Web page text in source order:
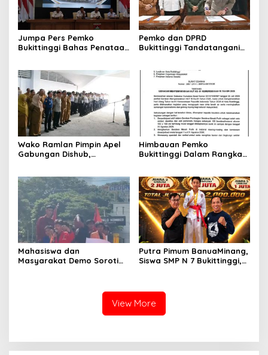
Jumpa Pers Pemko
Bukittinggi Bahas Penataan
Pemko dan DPRD
Bukittinggi Tandatangani
2026
Wako Ramlan Pimpin Apel
Gabungan Dishub,
Pelajar
Himbauan Pemko
Bukittinggi Dalam Rangka
Republik Indonesia
Mahasiswa dan
Masyarakat Demo Soroti
Putra Pimum BanuaMinang,
Siswa SMP N 7 Bukittinggi,
Kejuaraan Karate Jam
Gadang Inkanas Bukittinggi
View More